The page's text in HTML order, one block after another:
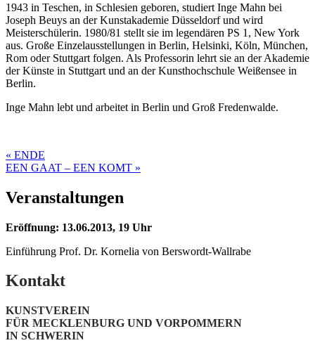
1943 in Teschen, in Schlesien geboren, studiert Inge Mahn bei
Joseph Beuys an der Kunstakademie Düsseldorf und wird
Meisterschülerin. 1980/81 stellt sie im legendären PS 1, New York
aus. Große Einzelausstellungen in Berlin, Helsinki, Köln, München,
Rom oder Stuttgart folgen. Als Professorin lehrt sie an der Akademie
der Künste in Stuttgart und an der Kunsthochschule Weißensee in
Berlin.
Inge Mahn lebt und arbeitet in Berlin und Groß Fredenwalde.
Post
navigation
« ENDE
EEN GAAT – EEN KOMT »
Veranstaltungen
Eröffnung: 13.06.2013, 19 Uhr
Einführung Prof. Dr. Kornelia von Berswordt-Wallrabe
Kontakt
KUNSTVEREIN
FÜR MECKLENBURG UND VORPOMMERN
IN SCHWERIN